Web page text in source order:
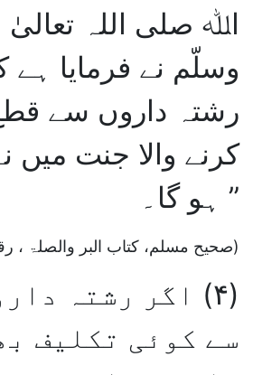
اﷲ صلی اللہ تعالیٰ
وسلّم نے فرمایا ہے
رشتہ داروں سے
کرنے والا جنت میں
ہو گا۔ ”
(صحیح مسلم، کتاب البر والصلۃ ، رقم ۲۵۵۶،ص۱۳۸۳)
(۴) اگر رشتہ
سے کوئی تکلیف